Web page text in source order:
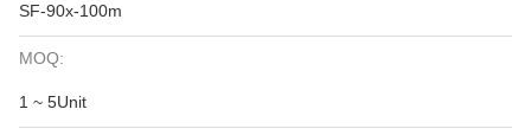
SF-90x-100m
MOQ:
1 ~ 5Unit